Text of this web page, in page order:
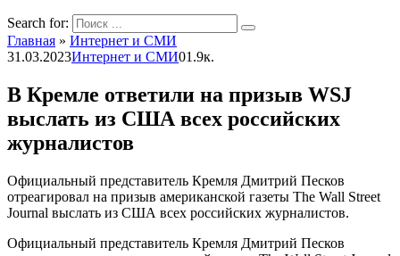
Search for:
Главная » Интернет и СМИ
31.03.2023Интернет и СМИ01.9к.
В Кремле ответили на призыв WSJ
выслать из США всех российских
журналистов
Официальный представитель Кремля Дмитрий Песков
отреагировал на призыв американской газеты The Wall Street
Journal выслать из США всех российских журналистов.
Официальный представитель Кремля Дмитрий Песков